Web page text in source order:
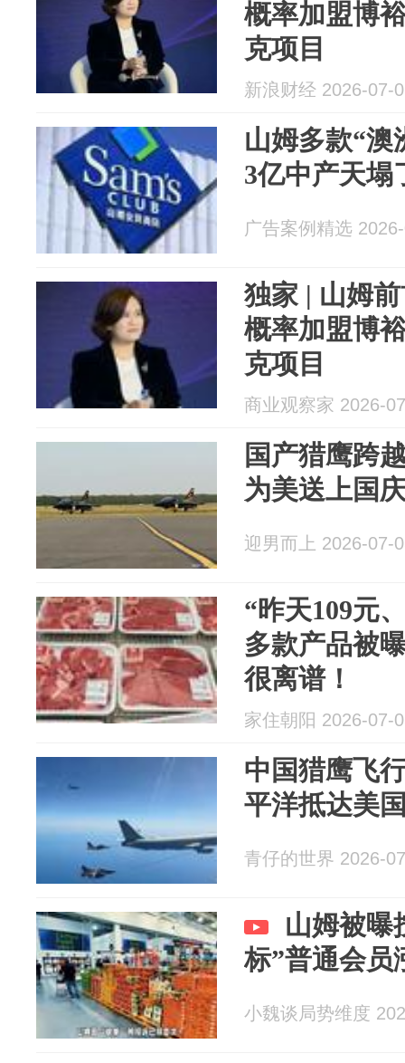
概率加盟博
克项目
新浪财经 2026-07-
山姆多款“澳
3亿中产天塌
广告案例精选
独家 | 山姆
概率加盟博
克项目
商业观察家 2026-
国产猎鹰跨
为美送上国
迎男而上 2026-07-
“昨天109元
多款产品被
很离谱！
家住朝阳 2026-07-
中国猎鹰飞
平洋抵达美
青仔的世界 2026-
山姆被曝
标”普通会员
小魏谈局势维度